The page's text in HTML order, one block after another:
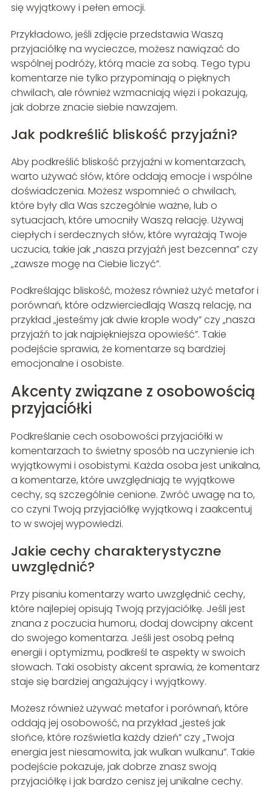
się wyjątkowy i pełen emocji.
Przykładowo, jeśli zdjęcie przedstawia Waszą
przyjaciółkę na wycieczce, możesz nawiązać do
wspólnej podróży, którą macie za sobą. Tego typu
komentarze nie tylko przypominają o pięknych
chwilach, ale również wzmacniają więzi i pokazują,
jak dobrze znacie siebie nawzajem.
Jak podkreślić bliskość przyjaźni?
Aby podkreślić bliskość przyjaźni w komentarzach,
warto używać słów, które oddają emocje i wspólne
doświadczenia. Możesz wspomnieć o chwilach,
które były dla Was szczególnie ważne, lub o
sytuacjach, które umocniły Waszą relację. Używaj
ciepłych i serdecznych słów, które wyrażają Twoje
uczucia, takie jak „nasza przyjaźń jest bezcenna” czy
„zawsze mogę na Ciebie liczyć”.
Podkreślając bliskość, możesz również użyć metafor i
porównań, które odzwierciedlają Waszą relację, na
przykład „jesteśmy jak dwie krople wody” czy „nasza
przyjaźń to jak najpiękniejsza opowieść”. Takie
podejście sprawia, że komentarze są bardziej
emocjonalne i osobiste.
Akcenty związane z osobowością
przyjaciółki
Podkreślanie cech osobowości przyjaciółki w
komentarzach to świetny sposób na uczynienie ich
wyjątkowymi i osobistymi. Każda osoba jest unikalna,
a komentarze, które uwzględniają te wyjątkowe
cechy, są szczególnie cenione. Zwróć uwagę na to,
co czyni Twoją przyjaciółkę wyjątkową i zaakcentuj
to w swojej wypowiedzi.
Jakie cechy charakterystyczne
uwzględnić?
Przy pisaniu komentarzy warto uwzględnić cechy,
które najlepiej opisują Twoją przyjaciółkę. Jeśli jest
znana z poczucia humoru, dodaj dowcipny akcent
do swojego komentarza. Jeśli jest osobą pełną
energii i optymizmu, podkreśl te aspekty w swoich
słowach. Taki osobisty akcent sprawia, że komentarz
staje się bardziej angażujący i wyjątkowy.
Możesz również używać metafor i porównań, które
oddają jej osobowość, na przykład „jesteś jak
słońce, które rozświetla każdy dzień” czy „Twoja
energia jest niesamowita, jak wulkan wulkanu”. Takie
podejście pokazuje, jak dobrze znasz swoją
przyjaciółkę i jak bardzo cenisz jej unikalne cechy.